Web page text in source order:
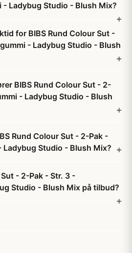
- Ladybug Studio - Blush Mix?
for BIBS Rund Colour Sut -
- Ladybug Studio - Blush
BIBS Rund Colour Sut - 2-
- Ladybug Studio - Blush
Rund Colour Sut - 2-Pak -
Ladybug Studio - Blush Mix?
- 2-Pak - Str. 3 -
Studio - Blush Mix på tilbud?